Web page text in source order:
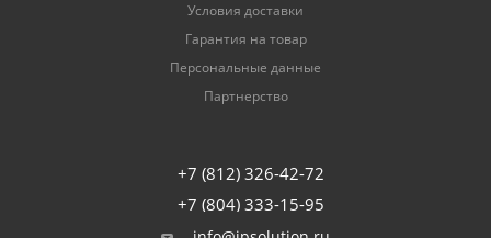
Условия доставки
Гарантия на товар
Персональные данные
Партнерство
+7 (812) 326-42-72
+7 (804) 333-15-95